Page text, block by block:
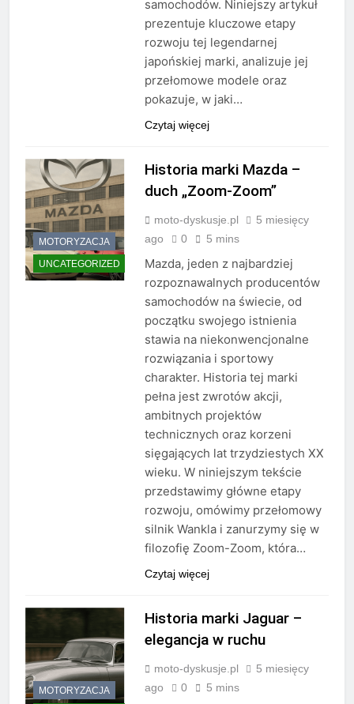
samochodów. Niniejszy artykuł
prezentuje kluczowe etapy
rozwoju tej legendarnej
japońskiej marki, analizuje jej
przełomowe modele oraz
pokazuje, w jaki…
Czytaj więcej
MOTORYZACJA
UNCATEGORIZED
Historia marki Mazda –
duch „Zoom-Zoom”
moto-dyskusje.pl
5 miesięcy
ago
0 5 mins
Mazda, jeden z najbardziej
rozpoznawalnych producentów
samochodów na świecie, od
początku swojego istnienia
stawia na niekonwencjonalne
rozwiązania i sportowy
charakter. Historia tej marki
pełna jest zwrotów akcji,
ambitnych projektów
technicznych oraz korzeni
sięgających lat trzydziestych XX
wieku. W niniejszym tekście
przedstawimy główne etapy
rozwoju, omówimy przełomowy
silnik Wankla i zanurzymy się w
filozofię Zoom-Zoom, która…
Czytaj więcej
MOTORYZACJA
Historia marki Jaguar –
elegancja w ruchu
moto-dyskusje.pl
5 miesięcy
ago
0 5 mins